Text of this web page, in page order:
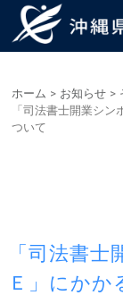
ホーム > お知らせ >
「司法書士開業シ
ついて
「司法書
Ｅ」にかか